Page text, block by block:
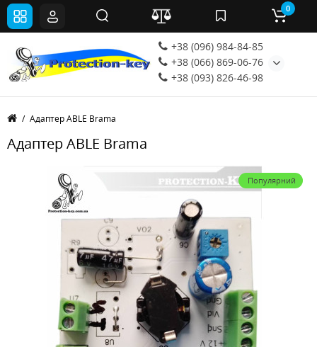
+38 (096) 984-84-85
+38 (066) 869-06-76
+38 (093) 826-46-98
0
Адаптер ABLE Brama
Адаптер ABLE Brama
Популярний